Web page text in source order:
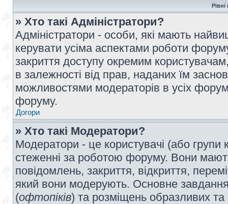
Рівні
» Хто такі Адміністратори?
Адміністратори - особи, які мають
керувати усіма аспектами роботи
закриття доступу окремим
в залежності від прав, наданих їм
можливостями модераторів в усіх
форуму.
Догори
» Хто такі Модератори?
Модератори - це користувачі (або
стеженні за роботою форуму. Вони
повідомлень, закриття, відкриття,
який вони модерують. Основне
(офтопіків) та розміщень образливих